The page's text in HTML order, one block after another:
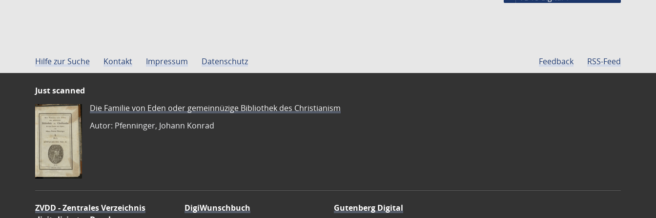
Hilfe zur Suche Kontakt Impressum Datenschutz Feedback RSS-Feed
Just scanned
Die Familie von Eden oder gemeinnüzige Bibliothek des Christianism
Autor: Pfenninger, Johann Konrad
ZVDD - Zentrales Verzeichnis
DigiWunschbuch Gutenberg Digital